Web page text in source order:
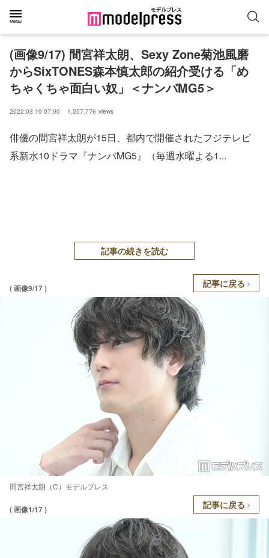
(画像9/17) 間宮祥太朗、Sexy Zone菊池風磨
からSixTONES森本慎太郎の紹介受ける「め
ちゃくちゃ面白い奴」＜ナンバMG5＞
2022.03.19 07:00 1,257,776 views
俳優の間宮祥太朗が15日、都内で開催されたフジテレビ
系新水10ドラマ『ナンバMG5』（毎週水曜よる1...
記事の続きを読む
( 画像9/17 ) 記事に戻る
間宮祥太朗（C）モデルプレス
( 画像1/17 ) 記事に戻る